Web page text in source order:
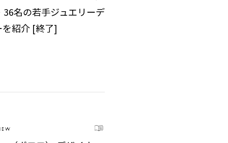
36名の若手ジュエリーデ
紹介 [終了]